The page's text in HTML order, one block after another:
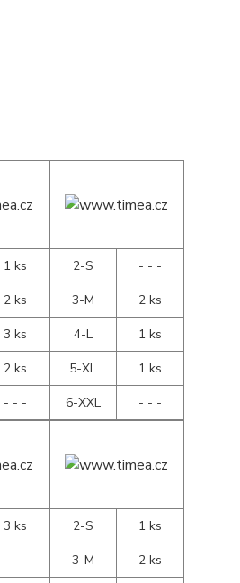
1 ks
2 ks
3 ks
2 ks
- - -
2-S
- - -
3-M
2 ks
4-L
1 ks
5-XL
1 ks
6-XXL
- - -
3 ks
- - -
2-S
1 ks
3-M
2 ks